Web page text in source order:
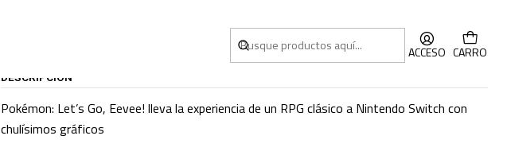
ACCESO CARRO
DESCRIPCIÓN
Pokémon: Let’s Go, Eevee! lleva la experiencia de un RPG clásico a Nintendo Switch con
chulísimos gráficos